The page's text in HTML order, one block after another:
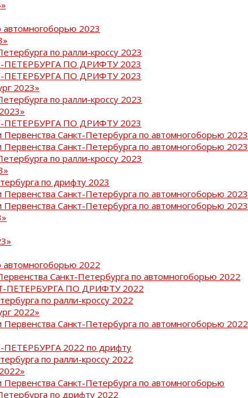
автомногоборью 2023
по ралли-кроссу 2023
ПЕТЕРБУРГА ПО ДРИФТУ 2023
ПЕТЕРБУРГА ПО ДРИФТУ 2023
2023»
по ралли-кроссу 2023
ПЕТЕРБУРГА ПО ДРИФТУ 2023
Первенства Санкт-Петербурга по автомногоборью 2023
Первенства Санкт-Петербурга по автомногоборью 2023
по ралли-кроссу 2023
по дрифту 2023
Первенства Санкт-Петербурга по автомногоборью 2023
Первенства Санкт-Петербурга по автомногоборью 2023
автомногоборью 2022
Санкт-Петербурга по автомногоборью 2022
ПЕТЕРБУРГА ПО ДРИФТУ 2022
по ралли-кроссу 2022
2022»
Первенства Санкт-Петербурга по автомногоборью 2022
ПЕТЕРБУРГА 2022 по дрифту
по ралли-кроссу 2022
Первенства Санкт-Петербурга по автомногоборью
по дрифту 2022